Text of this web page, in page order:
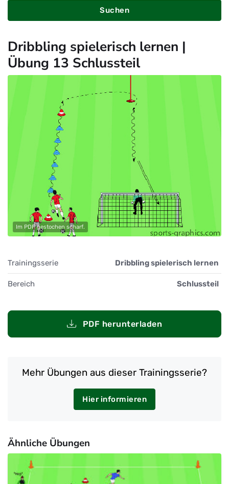
Suchen
Dribbling spielerisch lernen |
Übung 13 Schlussteil
Im PDF gestochen scharf.
Trainingsserie Dribbling spielerisch lernen
Bereich Schlussteil
PDF herunterladen
Mehr Übungen aus dieser Trainingsserie?
Hier informieren
Ähnliche Übungen